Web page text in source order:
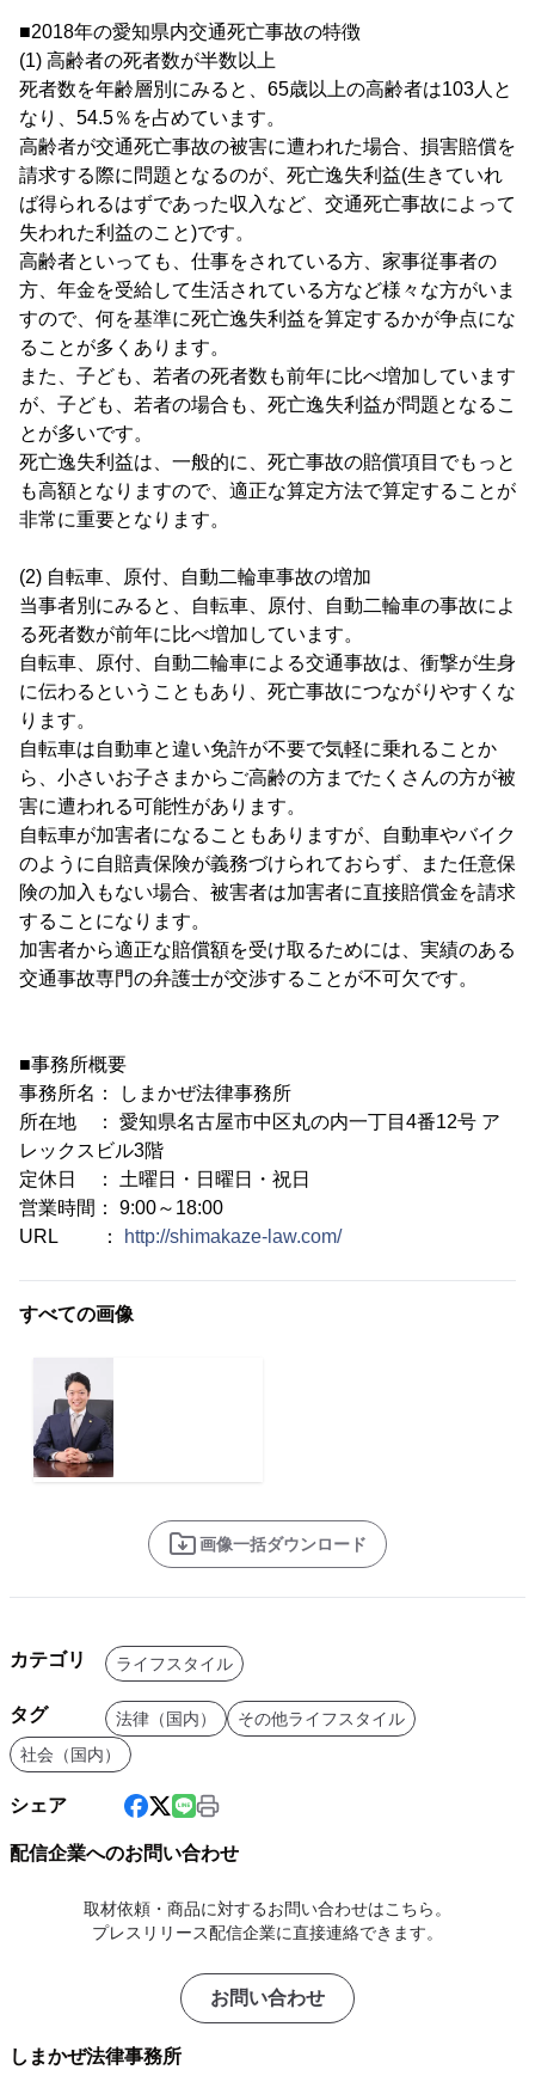
■2018年の愛知県内交通死亡事故の特徴
(1) 高齢者の死者数が半数以上
死者数を年齢層別にみると、65歳以上の高齢者は103人と
なり、54.5％を占めています。
高齢者が交通死亡事故の被害に遭われた場合、損害賠償を
請求する際に問題となるのが、死亡逸失利益(生きていれ
ば得られるはずであった収入など、交通死亡事故によって
失われた利益のこと)です。
高齢者といっても、仕事をされている方、家事従事者の
方、年金を受給して生活されている方など様々な方がいま
すので、何を基準に死亡逸失利益を算定するかが争点にな
ることが多くあります。
また、子ども、若者の死者数も前年に比べ増加しています
が、子ども、若者の場合も、死亡逸失利益が問題となるこ
とが多いです。
死亡逸失利益は、一般的に、死亡事故の賠償項目でもっと
も高額となりますので、適正な算定方法で算定することが
非常に重要となります。
(2) 自転車、原付、自動二輪車事故の増加
当事者別にみると、自転車、原付、自動二輪車の事故によ
る死者数が前年に比べ増加しています。
自転車、原付、自動二輪車による交通事故は、衝撃が生身
に伝わるということもあり、死亡事故につながりやすくな
ります。
自転車は自動車と違い免許が不要で気軽に乗れることか
ら、小さいお子さまからご高齢の方までたくさんの方が被
害に遭われる可能性があります。
自転車が加害者になることもありますが、自動車やバイク
のように自賠責保険が義務づけられておらず、また任意保
険の加入もない場合、被害者は加害者に直接賠償金を請求
することになります。
加害者から適正な賠償額を受け取るためには、実績のある
交通事故専門の弁護士が交渉することが不可欠です。
■事務所概要
事務所名： しまかぜ法律事務所
所在地 ： 愛知県名古屋市中区丸の内一丁目4番12号 ア
レックスビル3階
定休日 ： 土曜日・日曜日・祝日
営業時間： 9:00～18:00
URL ：
http://shimakaze-law.com/
すべての画像
画像一括ダウンロード
カテゴリ ライフスタイル
タグ 法律（国内）
その他ライフスタイル
社会（国内）
シェア
配信企業へのお問い合わせ
取材依頼・商品に対するお問い合わせはこちら。
プレスリリース配信企業に直接連絡できます。
お問い合わせ
しまかぜ法律事務所